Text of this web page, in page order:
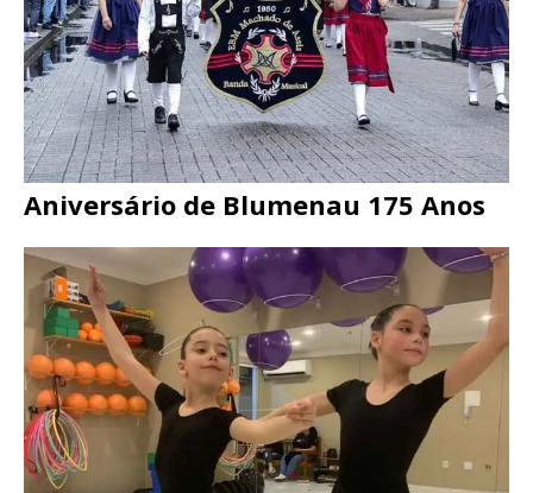
Aniversário de Blumenau 175 Anos